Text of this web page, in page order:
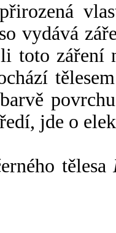
vydává
toto záření
jde o
tělesa